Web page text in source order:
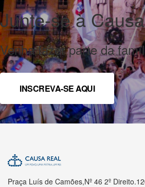
Junte-se à
Venha fazer parte da
INSCREVA-SE AQUI
Praça Luís de Camões,Nº 46 2º Direito.